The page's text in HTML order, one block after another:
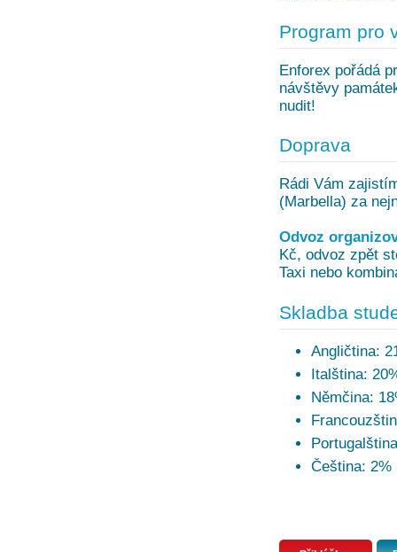
Program pro
Enforex pořádá
návštěvy
nudit!
Doprava
Rádi Vám
(Marbella) za
Odvoz
Kč, odvoz zpět
Taxi nebo
Skladba
Angličtina:
Italština:
Němčina:
Čeština: 2%